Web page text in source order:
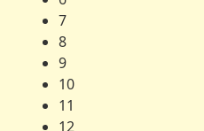
7
8
9
10
11
12